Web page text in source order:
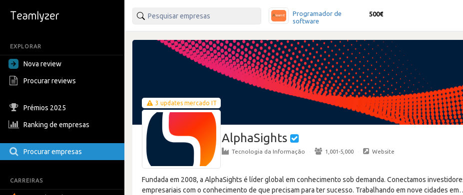
EXPLORAR
Nova review
Procurar reviews
Prémios 2025
Ranking de empresas
Procurar empresas
CARREIRAS
Programador de
software
500€
3 updates mercado IT
AlphaSights
Tecnologia da Informação · 1,001-5,000 · Website
Fundada em 2008, a AlphaSights é líder global em conhecimento sob demanda. Conectamos
empresariais com o conhecimento de que precisam para ter sucesso. Trabalhando em nove cidades em